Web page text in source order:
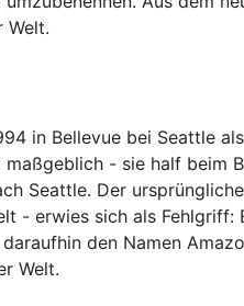
Welt.
in Bellevue bei Seattle
- sie half beim
Seattle. Der
- erwies sich als
den Namen
Welt.